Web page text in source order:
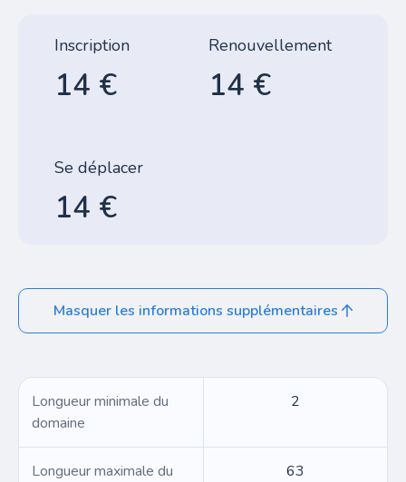
Inscription
14 €
Renouvellement
14 €
Se déplacer
14 €
Masquer les informations supplémentaires
Longueur minimale du
domaine
2
Longueur maximale du
63